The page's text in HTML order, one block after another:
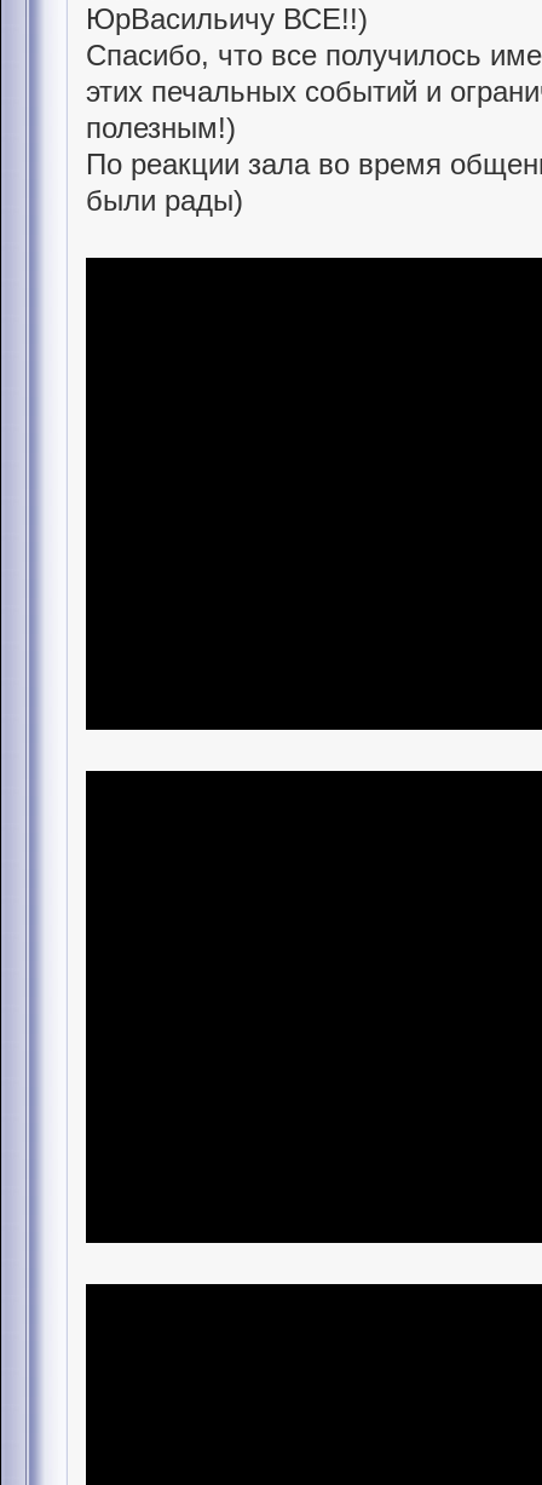
ЮрВасильичу ВСЕ!!)
Спасибо, что все получилось
этих печальных событий и
полезным!)
По реакции зала во время
были рады)